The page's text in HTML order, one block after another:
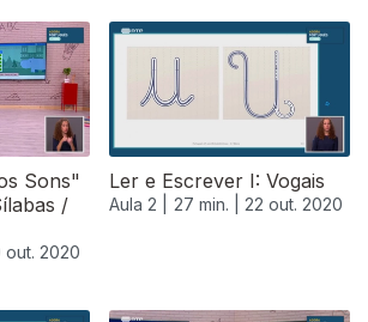
Sons"
/
out. 2020
Ler e Escrever I: Vogais
Aula 2 | 27 min. | 22 out. 2020